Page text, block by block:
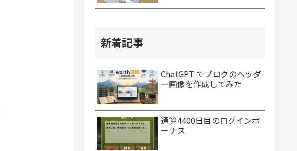
新着記事
ChatGPT でブログのヘッダ
ー画像を作成してみた
通算4400日目のログインボ
ーナス